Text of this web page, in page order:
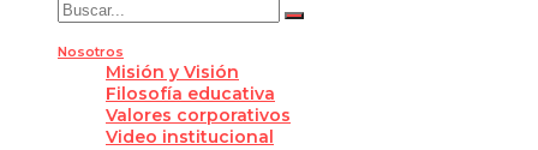
Nosotros
Misión y Visión
Filosofía educativa
Valores corporativos
Video institucional